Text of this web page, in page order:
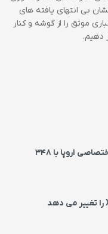
بی انتهای یافته های
موثق را از گوشه و کنار
دهیم.
شبکه اینترنت ماهواره‌ای اختصاصی اروپا با ۳۴۸